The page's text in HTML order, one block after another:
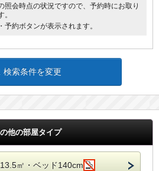
会時点の状況ですので、予約時にお取り
約ボタンが表示されます。
検索条件を変更
他の部屋タイプ
㎡・ベッド140cm